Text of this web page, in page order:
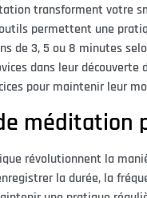
transforment votre
permettent une
de 3, 5 ou 8 minutes
dans leur
pour maintenir leur
méditation
révolutionnent la
la durée, la